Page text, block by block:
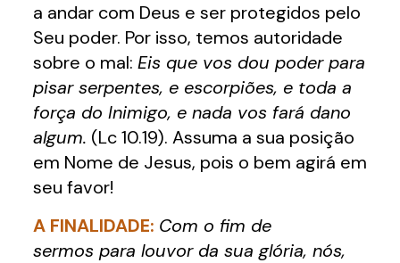
a andar com Deus e ser protegidos pelo
Seu poder. Por isso, temos autoridade
sobre o mal: Eis que vos dou poder para
pisar serpentes, e escorpiões, e toda a
força do Inimigo, e nada vos fará dano
algum. (Lc 10.19). Assuma a sua posição
em Nome de Jesus, pois o bem agirá em
seu favor!
A FINALIDADE: Com o fim de
sermos para louvor da sua glória, nós,